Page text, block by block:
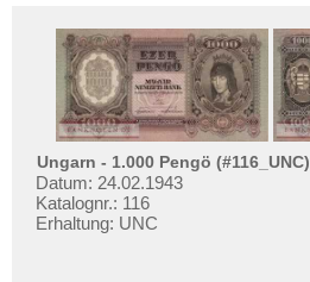
Ungarn - 1.000 Pengö (#116_UNC)
Datum: 24.02.1943
Katalognr.: 116
Erhaltung: UNC